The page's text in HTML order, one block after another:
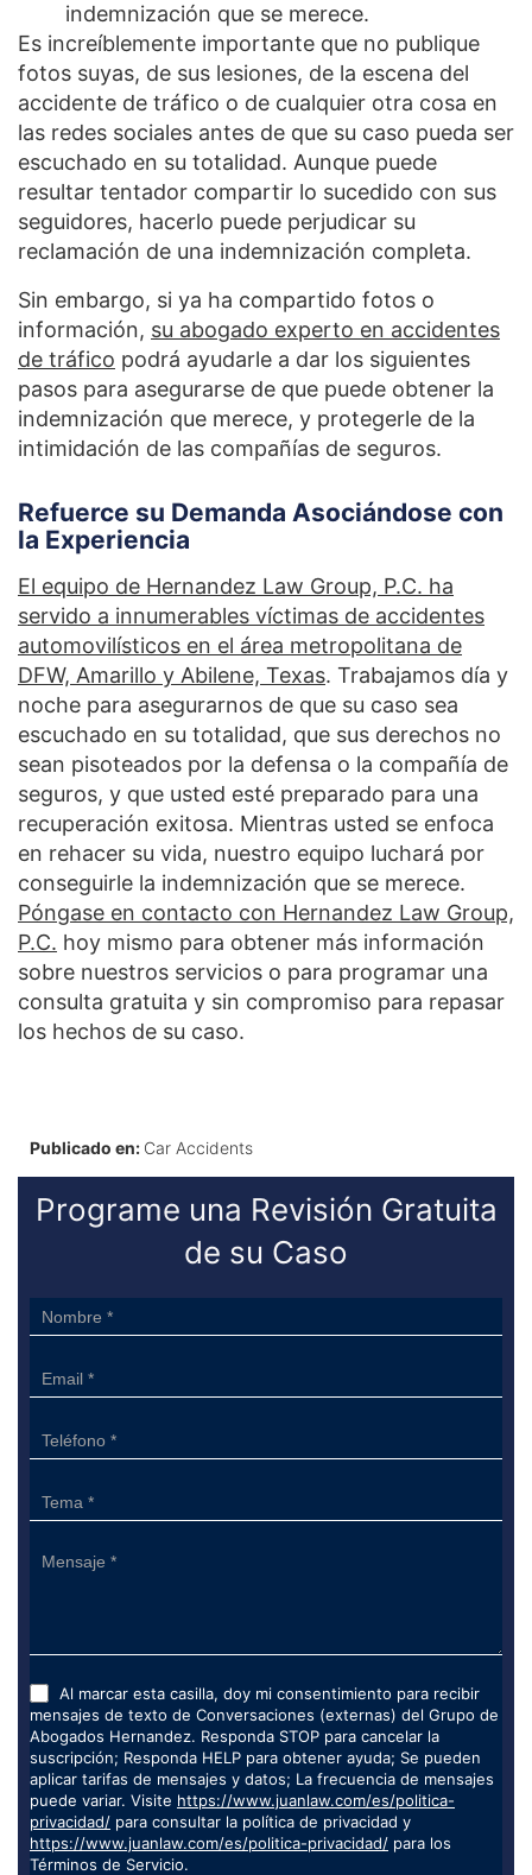
indemnización que se merece.
Es increíblemente importante que no publique
fotos suyas, de sus lesiones, de la escena del
accidente de tráfico o de cualquier otra cosa en
las redes sociales antes de que su caso pueda ser
escuchado en su totalidad. Aunque puede
resultar tentador compartir lo sucedido con sus
seguidores, hacerlo puede perjudicar su
reclamación de una indemnización completa.
Sin embargo, si ya ha compartido fotos o
información, su abogado experto en accidentes
de tráfico podrá ayudarle a dar los siguientes
pasos para asegurarse de que puede obtener la
indemnización que merece, y protegerle de la
intimidación de las compañías de seguros.
Refuerce su Demanda Asociándose con
la Experiencia
El equipo de Hernandez Law Group, P.C. ha
servido a innumerables víctimas de accidentes
automovilísticos en el área metropolitana de
DFW, Amarillo y Abilene, Texas. Trabajamos día y
noche para asegurarnos de que su caso sea
escuchado en su totalidad, que sus derechos no
sean pisoteados por la defensa o la compañía de
seguros, y que usted esté preparado para una
recuperación exitosa. Mientras usted se enfoca
en rehacer su vida, nuestro equipo luchará por
conseguirle la indemnización que se merece.
Póngase en contacto con Hernandez Law Group,
P.C. hoy mismo para obtener más información
sobre nuestros servicios o para programar una
consulta gratuita y sin compromiso para repasar
los hechos de su caso.
Publicado en: Car Accidents
Programe una Revisión Gratuita
de su Caso
Sidebar
Form
Al marcar esta casilla, doy mi consentimiento para recibir
mensajes de texto de Conversaciones (externas) del Grupo de
Abogados Hernandez. Responda STOP para cancelar la
suscripción; Responda HELP para obtener ayuda; Se pueden
aplicar tarifas de mensajes y datos; La frecuencia de mensajes
puede variar. Visite https://www.juanlaw.com/es/politica-
privacidad/ para consultar la política de privacidad y
https://www.juanlaw.com/es/politica-privacidad/ para los
Términos de Servicio.